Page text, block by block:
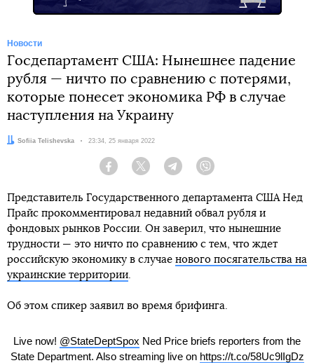
Новости
Госдепартамент США: Нынешнее падение
рубля — ничто по сравнению с потерями,
которые понесет экономика РФ в случае
наступления на Украину
Автор:
Sofiia Telishevska Дата:
23:34, 25 января 2022
Facebook Twitter Telegram
Представитель Государственного департамента США Нед
Прайс прокомментировал недавний обвал рубля и
фондовых рынков России. Он заверил, что нынешние
трудности — это ничто по сравнению с тем, что ждет
российскую экономику в случае нового посягательства на
украинские территории.
Об этом спикер заявил во время брифинга.
Live now! @StateDeptSpox Ned Price briefs reporters from the
State Department. Also streaming live on https://t.co/58Uc9lIgDz